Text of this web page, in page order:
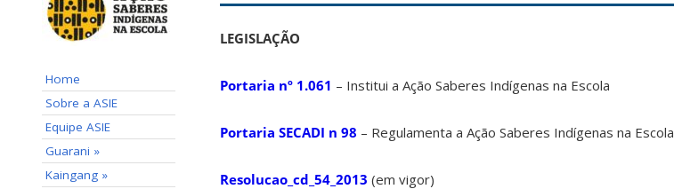
Home
Sobre a ASIE
Equipe ASIE
Guarani »
Kaingang »
LEGISLAÇÃO
Portaria nº 1.061 – Institui a Ação Saberes Indígenas na Escola
Portaria SECADI n 98 – Regulamenta a Ação Saberes Indígenas na Escola
Resolucao_cd_54_2013 (em vigor)